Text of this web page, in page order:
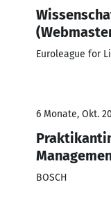
Euroleague for
6 Monate, Okt.
BOSCH